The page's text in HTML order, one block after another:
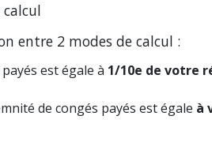
entre 2 modes de calcul :
est égale à 1/10e de votre
de congés payés est égale à